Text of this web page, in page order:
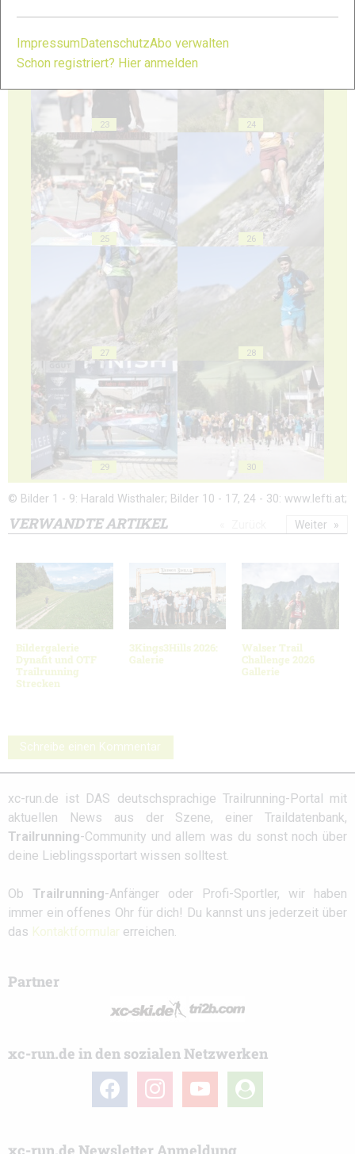
23 24
25 26
27 28
29 30
© Bilder 1 - 9: Harald Wisthaler; Bilder 10 - 17, 24 - 30: www.lefti.at;
VERWANDTE ARTIKEL
Bildergalerie
Dynafit und OTF
Trailrunning
Strecken
3Kings3Hills 2026:
Galerie
Walser Trail
Challenge 2026
Gallerie
Weiter
Schreibe einen Kommentar
xc-run.de ist DAS deutschsprachige Trailrunning-Portal mit
aktuellen News aus der Szene, einer Traildatenbank,
Trailrunning-Community und allem was du sonst noch über
deine Lieblingssportart wissen solltest.
Ob Trailrunning-Anfänger oder Profi-Sportler, wir haben
immer ein offenes Ohr für dich! Du kannst uns jederzeit über
das Kontaktformular erreichen.
Partner
xc-run.de in den sozialen Netzwerken
facebook instagramyoutube
user-
circle
Impressum DatenschutzAbo verwalten
Schon registriert? Hier anmelden